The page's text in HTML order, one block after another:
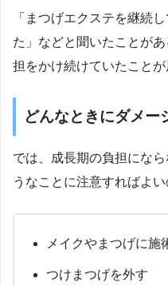
「まつげエクステを継続
た」などと聞いたことが
担をかけ続けていたことが
どんなときにダメー
では、成長期の負担にな
うなことに注意すればよ
メイクやまつげに施
つけまつげを外す